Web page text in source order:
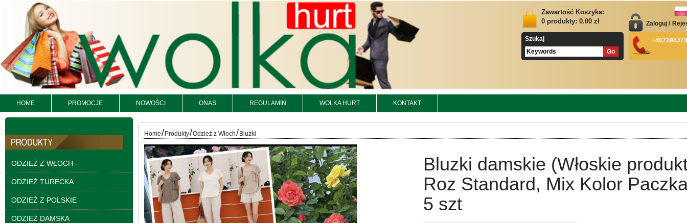
Zawartość Koszyka:
0 produkty: 0.00 zł
Szukaj
Zaloguj /
HOME PROMOCJE NOWOŚCI ONAS REGULAMIN WOLKA HURT KONTAKT
ODZIEŻ Z WŁOCH
ODZIEŻ TURECKA
ODZIEŻ Z POLSKIE
ODZIEŻ DAMSKA
Spodnie damskie
jeansy Roz 25-30, 1
szczegóły
Home/ Produkty/Odzież z Włoch/ Bluzki
Bluzki damskie (Włoskie
Roz Standard, Mix Kolor
5 szt